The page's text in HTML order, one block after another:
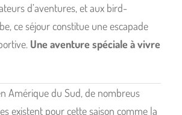
d’aventures, et aux bird-
ce séjour constitue une escapade
Une aventure spéciale à vivre
Amérique du Sud, de nombreus
existent pour cette saison comme la